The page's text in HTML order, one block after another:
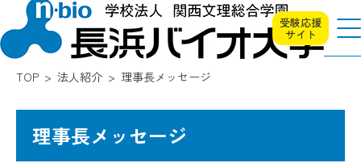
受験応援
サイト
TOP 法人紹介 理事長メッセージ
理事長メッセージ